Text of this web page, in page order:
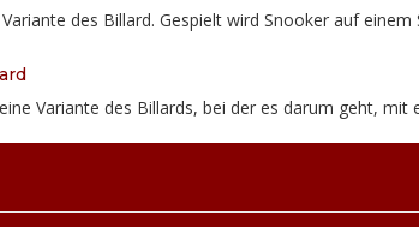
des Billard. Gespielt wird Snooker auf einem
Variante des Billards, bei der es darum geht, mit